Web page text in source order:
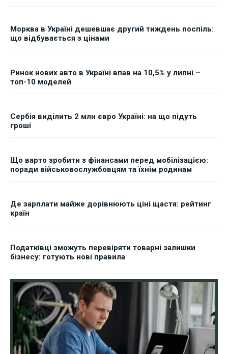
Морква в Україні дешевшає другий тиждень поспіль:
що відбувається з цінами
Ринок нових авто в Україні впав на 10,5% у липні –
топ-10 моделей
Сербія виділить 2 млн євро Україні: на що підуть
гроші
Що варто зробити з фінансами перед мобілізацією:
поради військовослужбовцям та їхнім родинам
Де зарплати майже дорівнюють ціні щастя: рейтинг
країн
Податківці зможуть перевіряти товарні залишки
бізнесу: готують нові правила